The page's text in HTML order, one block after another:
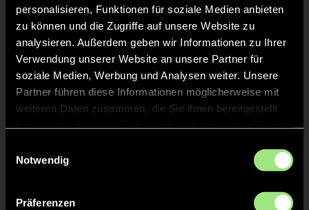
personalisieren, Funktionen für soziale Medien anbieten
zu können und die Zugriffe auf unsere Website zu
analysieren. Außerdem geben wir Informationen zu Ihrer
Verwendung unserer Website an unsere Partner für
soziale Medien, Werbung und Analysen weiter. Unsere
Partner führen diese Informationen möglicherweise mit
weiteren Daten zusammen, die Sie ihnen bereitgestellt
Notwendig
Präferenzen
Staff
Lukas WEHRLE
TW = Torwart & ETW = Ersatztorwart, K = Kapitän